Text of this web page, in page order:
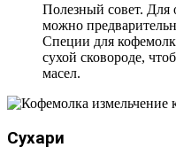
Полезный совет. Для
можно
Специи для
сухой сковороде,
масел.
Сухари